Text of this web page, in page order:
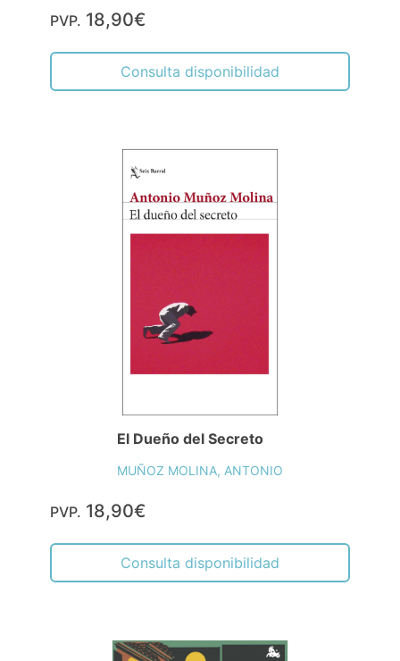
PVP. 18,90€
Consulta disponibilidad
El Dueño del Secreto
MUÑOZ MOLINA, ANTONIO
PVP. 18,90€
Consulta disponibilidad